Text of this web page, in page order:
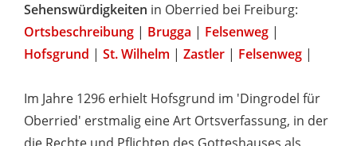
Sehenswürdigkeiten in Oberried bei Freiburg:
Ortsbeschreibung | Brugga | Felsenweg |
Hofsgrund | St. Wilhelm | Zastler | Felsenweg |
Im Jahre 1296 erhielt Hofsgrund im 'Dingrodel für
Oberried' erstmalig eine Art Ortsverfassung, in der